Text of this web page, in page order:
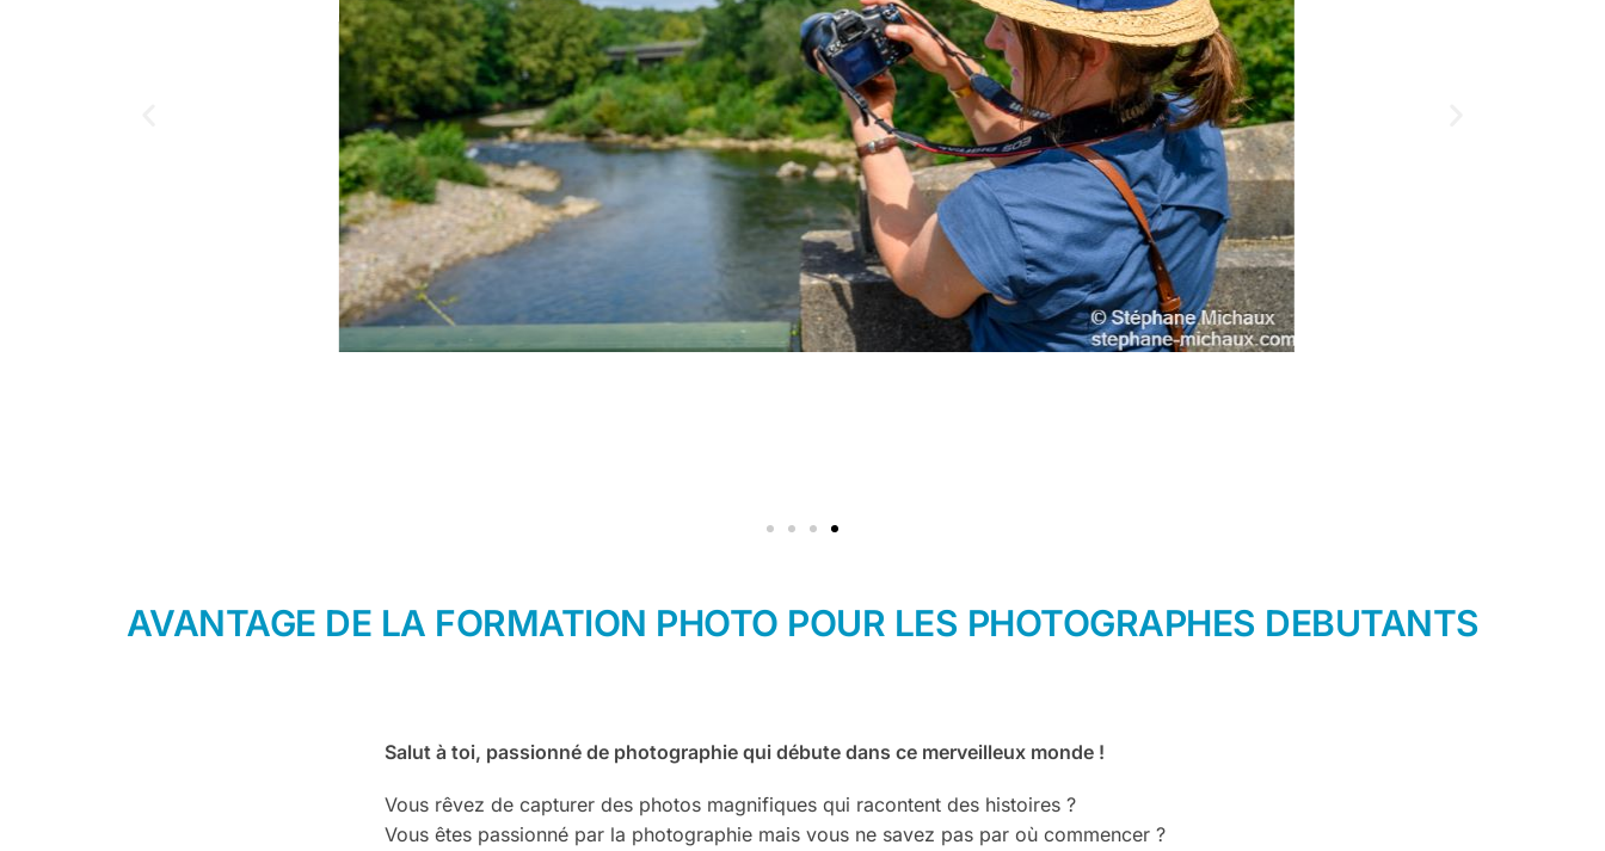
AVANTAGE DE LA FORMATION PHOTO POUR LES PHOTOGRAPHES DEBUTANTS
Salut à toi, passionné de photographie qui débute dans ce merveilleux monde !
Vous rêvez de capturer des photos magnifiques qui racontent des histoires ?
Vous êtes passionné par la photographie mais vous ne savez pas par où commencer ?